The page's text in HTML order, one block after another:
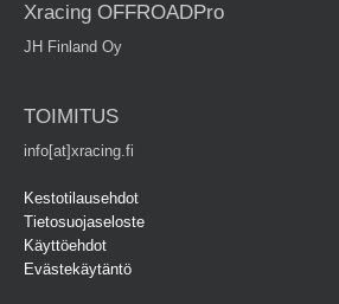
Xracing OFFROADPro
JH Finland Oy
TOIMITUS
info[at]xracing.fi
Kestotilausehdot
Tietosuojaseloste
Käyttöehdot
Evästekäytäntö